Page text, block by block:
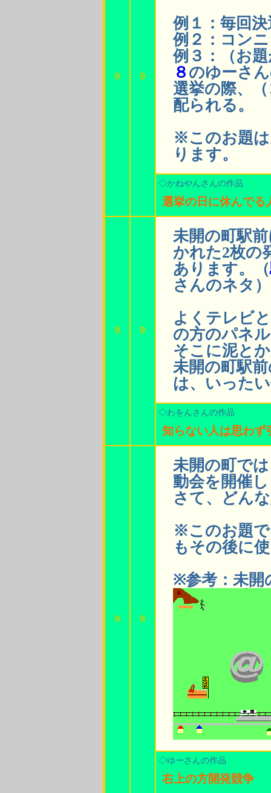
9 9
例１：毎回
例２：コン
例３：（お
８ のゆーさ
選挙の際、
配られる。
※このお題は
ります。
◇かねやんさんの作品
選挙の日に休んでる
9 9
未開の町駅
かれた2枚の
あります。（
さんのネタ）
よくテレビ
の方のパネ
そこに泥と
未開の町駅
は、いった
◇わをんさんの作品
知らない人は思わず
9 9
未開の町で
動会を開催
さて、どん
※このお題で
もその後に
※参考：未開
◇ゆーさんの作品
右上の方開発競争